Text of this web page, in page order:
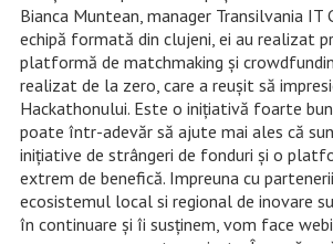
Bianca Muntean, manager Transilvania IT
echipă formată din clujeni, ei au realizat
platformă de matchmaking și
realizat de la zero, care a reușit să
Hackathonului. Este o inițiativă foarte
poate într-adevăr să ajute mai ales că
inițiative de strângeri de fonduri și o
extrem de benefică. Impreuna cu
ecosistemul local si regional de inovare
în continuare și îi susținem, vom face